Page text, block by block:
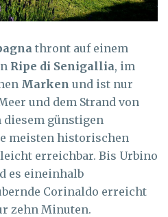
thront auf einem
Ripe di Senigallia, im
Marken und ist nur
und dem Strand von
diesem günstigen
meisten historischen
erreichbar. Bis Urbino
es eineinhalb
Corinaldo erreicht
zehn Minuten.